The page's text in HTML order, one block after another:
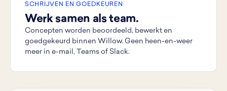
SCHRIJVEN EN GOEDKEUREN
Werk samen als team.
Concepten worden beoordeeld, bewerkt en
goedgekeurd binnen Willow. Geen heen-en-weer
meer in e-mail, Teams of Slack.